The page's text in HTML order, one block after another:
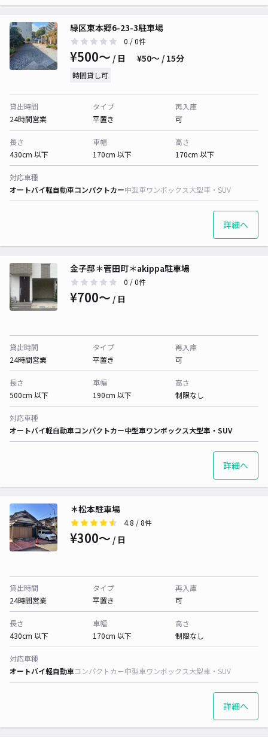
緑区東本郷6-23-3駐車場
0 / 0件
¥500〜 / 日 ¥50〜 / 15分
時間貸し可
貸出時間
24時間営業
タイプ
平置き
再入庫
可
長さ
430cm 以下
車幅
170cm 以下
高さ
170cm 以下
対応車種
オートバイ軽自動車コンパクトカー中型車ワンボックス大型車・SUV
詳細へ
金子邸＊菅田町＊akippa駐車場
0 / 0件
¥700〜 / 日
貸出時間
24時間営業
タイプ
平置き
再入庫
可
長さ
500cm 以下
車幅
190cm 以下
高さ
制限なし
対応車種
オートバイ軽自動車コンパクトカー中型車ワンボックス大型車・SUV
詳細へ
＊松本駐車場
4.8 / 8件
¥300〜 / 日
貸出時間
24時間営業
タイプ
平置き
再入庫
可
長さ
430cm 以下
車幅
170cm 以下
高さ
制限なし
対応車種
オートバイ軽自動車コンパクトカー中型車ワンボックス大型車・SUV
詳細へ